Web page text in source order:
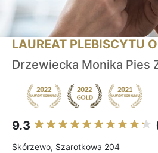
LAUREAT PLEBISCYTU
Drzewiecka Monika Pies
9.3
Skórzewo, Szarotkowa 204